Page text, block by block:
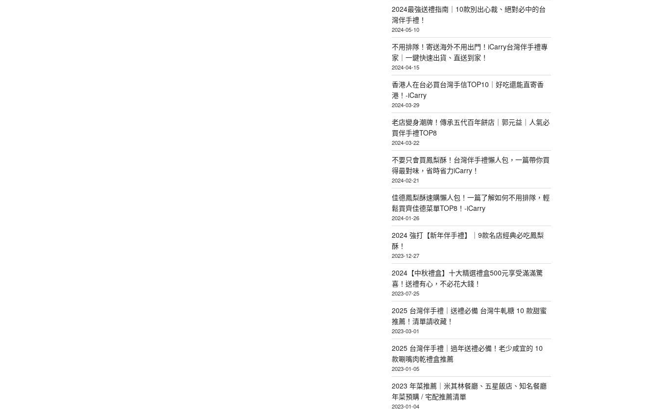
2024最強送禮指南｜10款別出心裁、絕對必中的台
灣伴手禮！
2024-05-10
不用排隊！寄送海外不用出門！iCarry台灣伴手禮專
家｜一鍵快速出貨、直送到家！
2024-04-15
香港人在台必買台灣手信TOP10｜好吃還能直寄香
港！-iCarry
2024-03-29
老店變身潮牌！傳承五代百年餅店｜郭元益｜人氣必
買伴手禮TOP8
2024-03-22
不要只會買鳳梨酥！台灣伴手禮懶人包，一篇帶你買
得最對味，省時省力iCarry！
2024-02-21
佳德鳳梨酥速購懶人包！一篇了解如何不用排隊，輕
鬆買齊佳德菜單TOP8！-iCarry
2024-01-26
2024 強打【新年伴手禮】｜9款名店經典必吃鳳梨
酥！
2023-12-27
2024【中秋禮盒】十大精選禮盒500元享受滿滿驚
喜！送禮有心，不必花大錢！
2023-07-25
2025 台灣伴手禮｜送禮必備 台灣牛軋糖 10 款甜蜜
推薦！清單請收藏！
2023-03-01
2025 台灣伴手禮｜過年送禮必備！老少咸宜的 10
款唰嘴肉乾禮盒推薦
2023-01-05
2023 年菜推薦｜米其林餐廳、五星飯店、知名餐廳
年菜預購 / 宅配推薦清單
2023-01-04